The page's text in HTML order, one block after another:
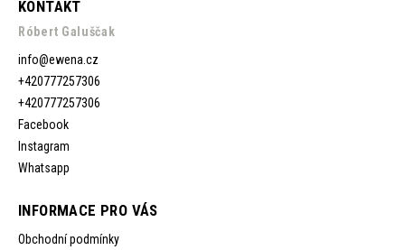
KONTAKT
Róbert Galuščak
info@ewena.cz
+420777257306
+420777257306
Facebook
Instagram
Whatsapp
INFORMACE PRO VÁS
Obchodní podmínky